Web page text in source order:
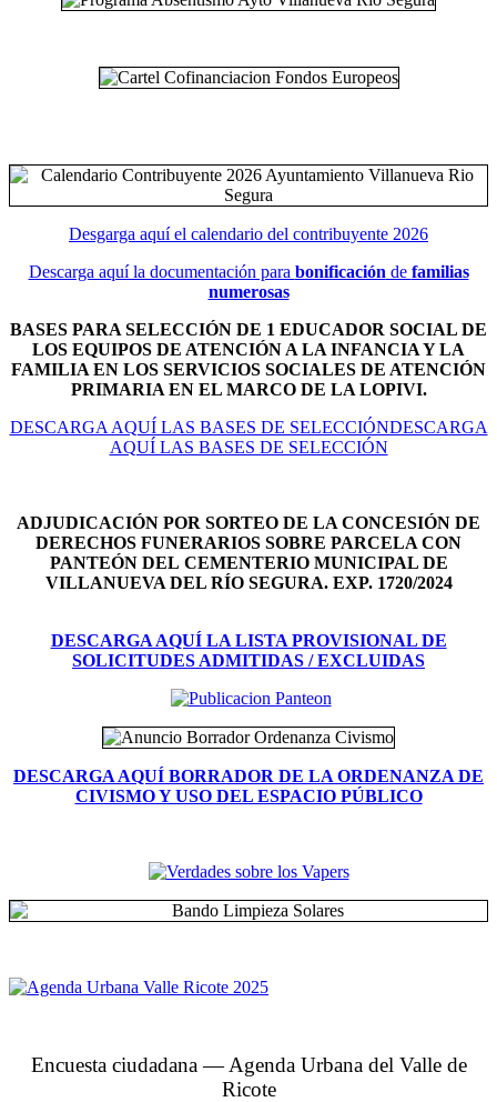
Desgarga aquí el calendario del contribuyente 2026
Descarga aquí la documentación para bonificación de familias
numerosas
BASES PARA SELECCIÓN DE 1 EDUCADOR SOCIAL DE
LOS EQUIPOS DE ATENCIÓN A LA INFANCIA Y LA
FAMILIA EN LOS SERVICIOS SOCIALES DE ATENCIÓN
PRIMARIA EN EL MARCO DE LA LOPIVI.
DESCARGA AQUÍ LAS BASES DE SELECCIÓNDESCARGA
AQUÍ LAS BASES DE SELECCIÓN
ADJUDICACIÓN POR SORTEO DE LA CONCESIÓN DE
DERECHOS FUNERARIOS SOBRE PARCELA CON
PANTEÓN DEL CEMENTERIO MUNICIPAL DE
VILLANUEVA DEL RÍO SEGURA. EXP. 1720/2024
DESCARGA AQUÍ LA LISTA PROVISIONAL DE
SOLICITUDES ADMITIDAS / EXCLUIDAS
DESCARGA AQUÍ BORRADOR DE LA ORDENANZA DE
CIVISMO Y USO DEL ESPACIO PÚBLICO
Encuesta ciudadana — Agenda Urbana del Valle de
Ricote